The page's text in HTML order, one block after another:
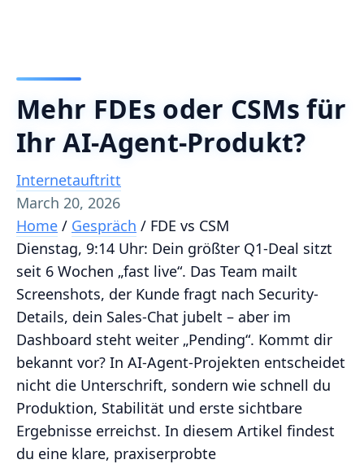
Mehr FDEs oder CSMs für
Ihr AI-Agent-Produkt?
Internetauftritt
March 20, 2026
Home / Gespräch / FDE vs CSM
Dienstag, 9:14 Uhr: Dein größter Q1-Deal sitzt
seit 6 Wochen „fast live“. Das Team mailt
Screenshots, der Kunde fragt nach Security-
Details, dein Sales-Chat jubelt – aber im
Dashboard steht weiter „Pending“. Kommt dir
bekannt vor? In AI-Agent-Projekten entscheidet
nicht die Unterschrift, sondern wie schnell du
Produktion, Stabilität und erste sichtbare
Ergebnisse erreichst. In diesem Artikel findest
du eine klare, praxiserprobte